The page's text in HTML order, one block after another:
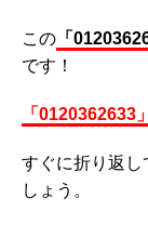
この 「
です！
「0120362633
すぐに折り返し
しょう。